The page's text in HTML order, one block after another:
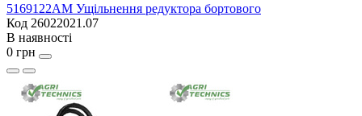
5169122AM Ущільнення редуктора бортового
Код 26022021.07
В наявності
0 грн